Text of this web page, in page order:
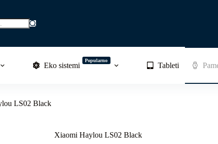
Eko sistemi
Popularno
Tableti
LS02 Black
Xiaomi Haylou LS02 Black